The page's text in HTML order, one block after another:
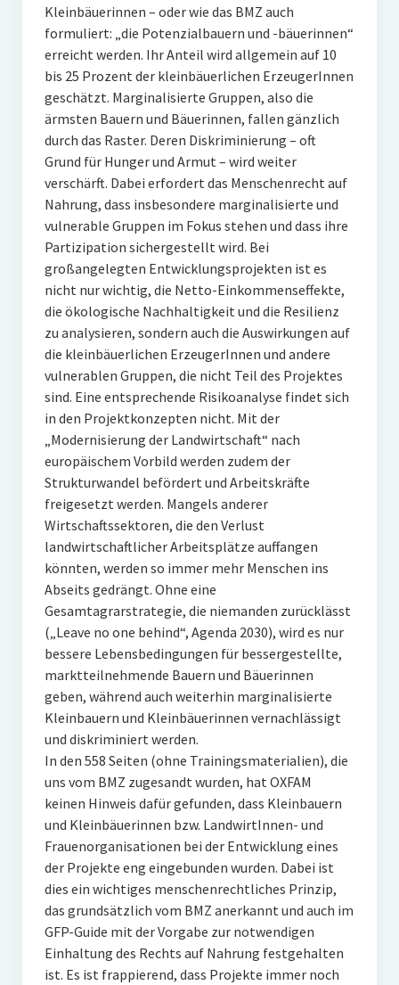
Kleinbäuerinnen – oder wie das BMZ auch
formuliert: „die Potenzialbauern und -bäuerinnen“
erreicht werden. Ihr Anteil wird allgemein auf 10
bis 25 Prozent der kleinbäuerlichen ErzeugerInnen
geschätzt. Marginalisierte Gruppen, also die
ärmsten Bauern und Bäuerinnen, fallen gänzlich
durch das Raster. Deren Diskriminierung – oft
Grund für Hunger und Armut – wird weiter
verschärft. Dabei erfordert das Menschenrecht auf
Nahrung, dass insbesondere marginalisierte und
vulnerable Gruppen im Fokus stehen und dass ihre
Partizipation sichergestellt wird. Bei
großangelegten Entwicklungsprojekten ist es
nicht nur wichtig, die Netto-Einkommenseffekte,
die ökologische Nachhaltigkeit und die Resilienz
zu analysieren, sondern auch die Auswirkungen auf
die kleinbäuerlichen ErzeugerInnen und andere
vulnerablen Gruppen, die nicht Teil des Projektes
sind. Eine entsprechende Risikoanalyse findet sich
in den Projektkonzepten nicht. Mit der
„Modernisierung der Landwirtschaft“ nach
europäischem Vorbild werden zudem der
Strukturwandel befördert und Arbeitskräfte
freigesetzt werden. Mangels anderer
Wirtschaftssektoren, die den Verlust
landwirtschaftlicher Arbeitsplätze auffangen
könnten, werden so immer mehr Menschen ins
Abseits gedrängt. Ohne eine
Gesamtagrarstrategie, die niemanden zurücklässt
(„Leave no one behind“, Agenda 2030), wird es nur
bessere Lebensbedingungen für bessergestellte,
marktteilnehmende Bauern und Bäuerinnen
geben, während auch weiterhin marginalisierte
Kleinbauern und Kleinbäuerinnen vernachlässigt
und diskriminiert werden.
In den 558 Seiten (ohne Trainingsmaterialien), die
uns vom BMZ zugesandt wurden, hat OXFAM
keinen Hinweis dafür gefunden, dass Kleinbauern
und Kleinbäuerinnen bzw. LandwirtInnen- und
Frauenorganisationen bei der Entwicklung eines
der Projekte eng eingebunden wurden. Dabei ist
dies ein wichtiges menschenrechtliches Prinzip,
das grundsätzlich vom BMZ anerkannt und auch im
GFP-Guide mit der Vorgabe zur notwendigen
Einhaltung des Rechts auf Nahrung festgehalten
ist. Es ist frappierend, dass Projekte immer noch